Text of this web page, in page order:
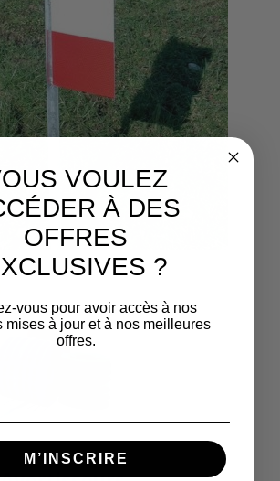
VOULEZ
À DES
OFFRES
?
vous pour avoir accès à nos
mises à jour et à nos meilleures
offres.
M’INSCRIRE